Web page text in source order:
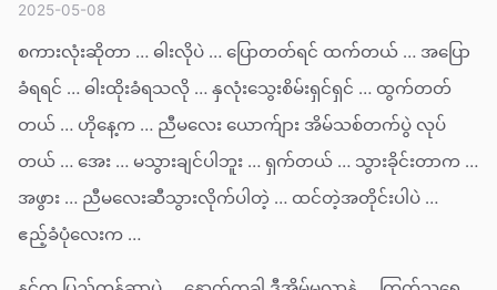
2025-05-08
စကားလုံးဆိုတာ … ဓါးလိုပဲ … ပြောတတ်ရင် ထက်တယ် … အပြော
ခံရရင် … ဓါးထိုးခံရသလို … နှလုံးသွေးစိမ်းရှင်ရှင် … ထွက်တတ်
တယ် … ဟိုနေ့က … ညီမလေး ယောက်ျား အိမ်သစ်တက်ပွဲ လုပ်
တယ် … အေး … မသွားချင်ပါဘူး … ရှက်တယ် … သွားခိုင်းတာက …
အဖွား … ညီမလေးဆီသွားလိုက်ပါတဲ့ … ထင်တဲ့အတိုင်းပါပဲ …
ဧည့်ခံပုံလေးက …